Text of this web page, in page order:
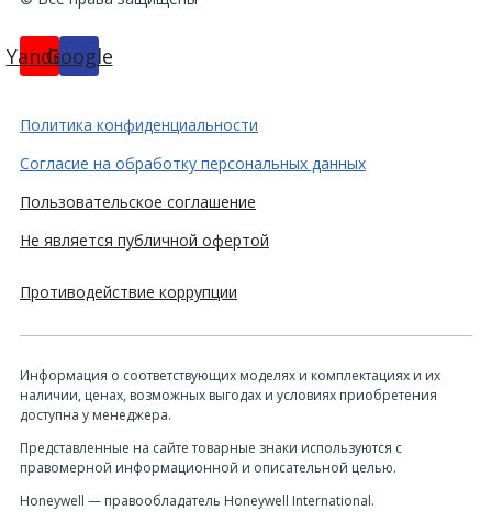
YandexGoogle
Политика конфиденциальности
Согласие на обработку персональных данных
Пользовательское соглашение
Не является публичной офертой
Противодействие коррупции
Информация о соответствующих моделях и комплектациях и их
наличии, ценах, возможных выгодах и условиях приобретения
доступна у менеджера.
Представленные на сайте товарные знаки используются с
правомерной информационной и описательной целью.
Honeywell — правообладатель Honeywell International.